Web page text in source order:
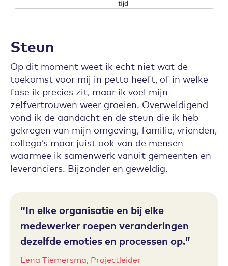
Steun
Op dit moment weet ik echt niet wat de
toekomst voor mij in petto heeft, of in welke
fase ik precies zit, maar ik voel mijn
zelfvertrouwen weer groeien. Overweldigend
vond ik de aandacht en de steun die ik heb
gekregen van mijn omgeving, familie, vrienden,
collega’s maar juist ook van de mensen
waarmee ik samenwerk vanuit gemeenten en
leveranciers. Bijzonder en geweldig.
In elke organisatie en bij elke
medewerker roepen veranderingen
dezelfde emoties en processen op.
Lena Tiemersma, Projectleider